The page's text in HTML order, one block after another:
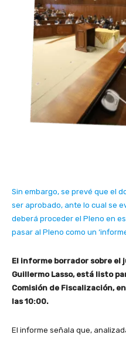
Sin embargo, se prevé que el
ser aprobado, ante lo cual se
deberá proceder el Pleno en
pasar al Pleno como un
El informe borrador sobre
Guillermo Lasso, está listo
Comisión de Fiscalización,
las 10:00.
El informe señala que,